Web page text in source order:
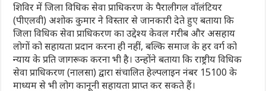
शिविर में जिला विधिक सेवा प्राधिकरण के पैरालीगल वॉलंटियर
(पीएलवी) अशोक कुमार ने विस्तार से जानकारी देते हुए बताया कि
जिला विधिक सेवा प्राधिकरण का उद्देश्य केवल गरीब और असहाय
लोगों को सहायता प्रदान करना ही नहीं, बल्कि समाज के हर वर्ग को
न्याय के प्रति जागरूक करना भी है। उन्होंने बताया कि राष्ट्रीय विधिक
सेवा प्राधिकरण (नालसा) द्वारा संचालित हेल्पलाइन नंबर 15100 के
माध्यम से भी लोग कानूनी सहायता प्राप्त कर सकते हैं।